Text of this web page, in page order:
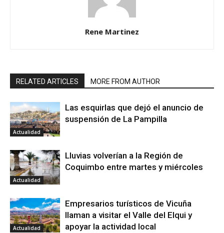
Rene Martinez
RELATED ARTICLES MORE FROM AUTHOR
Actualidad
Las esquirlas que dejó el anuncio de
suspensión de La Pampilla
Actualidad
Lluvias volverían a la Región de
Coquimbo entre martes y miércoles
Actualidad
Empresarios turísticos de Vicuña
llaman a visitar el Valle del Elqui y
apoyar la actividad local